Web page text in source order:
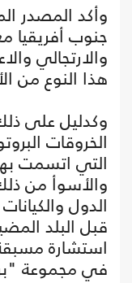
وأكد المصدر
جنوب أفريقيا
والارتجالي
هذا النوع من
وكدليل على
الخروقات
التي اتسمت
والأسوأ من
الدول
قبل البلد
استشارة
في مجموعة